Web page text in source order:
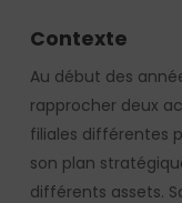
Contexte
Au début des
rapprocher deux
filiales différentes
son plan
différents assets.